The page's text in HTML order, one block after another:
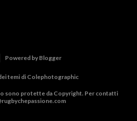
Powered by Blogger
temi di Colephotographic
sono protette da Copyright. Per contatti